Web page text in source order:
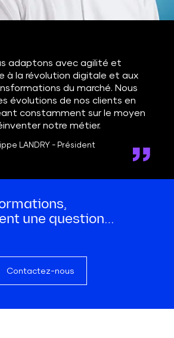
adaptons avec agilité et
à la révolution digitale et aux
du marché. Nous
évolutions de nos clients en
constamment sur le moyen
notre métier.
LANDRY - Président
une question…
Contactez-nous